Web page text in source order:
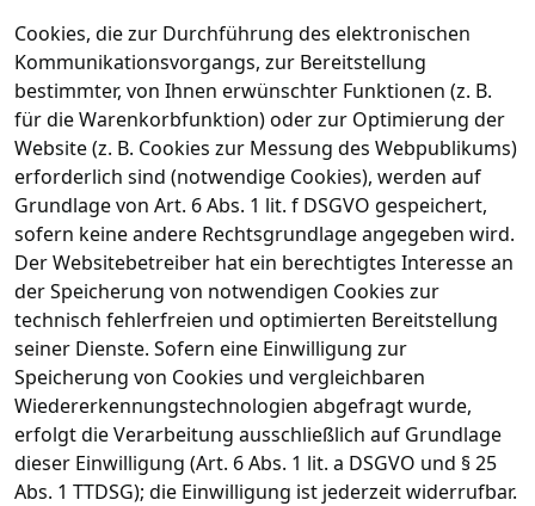
Cookies, die zur Durchführung des elektronischen
Kommunikationsvorgangs, zur Bereitstellung
bestimmter, von Ihnen erwünschter Funktionen (z. B.
für die Warenkorbfunktion) oder zur Optimierung der
Website (z. B. Cookies zur Messung des Webpublikums)
erforderlich sind (notwendige Cookies), werden auf
Grundlage von Art. 6 Abs. 1 lit. f DSGVO gespeichert,
sofern keine andere Rechtsgrundlage angegeben wird.
Der Websitebetreiber hat ein berechtigtes Interesse an
der Speicherung von notwendigen Cookies zur
technisch fehlerfreien und optimierten Bereitstellung
seiner Dienste. Sofern eine Einwilligung zur
Speicherung von Cookies und vergleichbaren
Wiedererkennungstechnologien abgefragt wurde,
erfolgt die Verarbeitung ausschließlich auf Grundlage
dieser Einwilligung (Art. 6 Abs. 1 lit. a DSGVO und § 25
Abs. 1 TTDSG); die Einwilligung ist jederzeit widerrufbar.